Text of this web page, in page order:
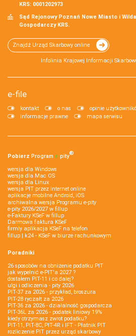
KRS: 0001202973
Sąd Rejonowy Poznań Nowe Miasto i
Gospodarczy KRS.
Znajdź Urząd Skarbowy online
Infolinia Krajowej Informacji
e-file
kontakt o nas opinie
informacje prawne
mapa serwisu
Pobierz Program e‑pity®
wersja dla Windows
wersja dla Mac OS
wersja dla Linux
wersja PIT przez internet online
aplikacje mobilne Android, iOS
archiwalna wersja Programu e-pity
e-pity 2026/2027 w fillup
e‑Faktury KSeF w fillup
Darmowa faktura KSeF
firmly aplikacja KSeF na telefon
fillup | k24 - KSeF w biurze rachunkowym
Poradniki
26 sposobów na obniżenie podatku PIT
jak wypełnić e-PIT'a 2027 ?
dostałem PIT-11 i co dalej?
ulgi i odliczenia - pity 2026
PIT-37 za 2026 - przykład, broszura
PIT-28 ryczałt za 2026
PIT-36 za 2026 - działalność gospodarcza
PIT-36L za 2026 - podatek liniowy 19%
kiedy otrzymasz zwrot podatku?
PIT-11, PIT-8C, PIT-4R i IFT - Płatnik PIT
rozliczenie PIT przez urząd skarbowy